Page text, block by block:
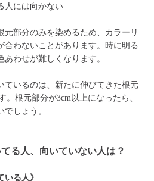
人には向かない
元部分のみを染めるため、カラーリ
合わないことがあります。時に明る
わせが難しくなります。
ているのは、新たに伸びてきた根元
。根元部分が3cm以上になったら、
しょう。
る人、向いていない人は？
いる人》